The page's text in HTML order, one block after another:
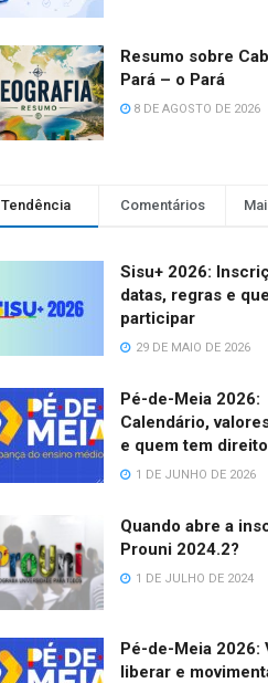
Resumo sobre
Pará – o Pará
8 DE AGOSTO DE 2026
Tendência Comentários
Sisu+ 2026:
datas, regras e
participar
29 DE MAIO DE 2026
Pé-de-Meia 2026:
Calendário,
e quem tem direito
1 DE JUNHO DE 2026
Quando abre a
Prouni 2024.2?
1 DE JULHO DE 2024
Pé-de-Meia 2026:
liberar e